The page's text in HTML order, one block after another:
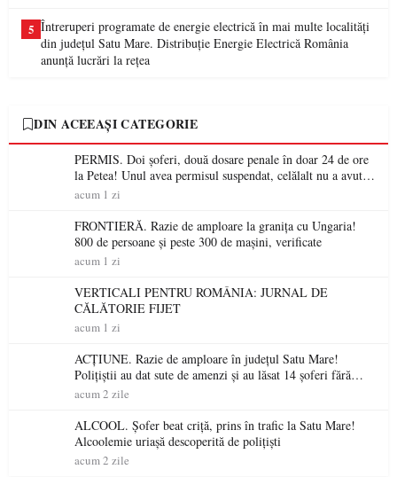
5 Întreruperi programate de energie electrică în mai multe localități
din județul Satu Mare. Distribuție Energie Electrică România
anunță lucrări la rețea
DIN ACEEAȘI CATEGORIE
PERMIS. Doi șoferi, două dosare penale în doar 24 de ore
la Petea! Unul avea permisul suspendat, celălalt nu a avut
niciodată permis
acum 1 zi
FRONTIERĂ. Razie de amploare la granița cu Ungaria!
800 de persoane și peste 300 de mașini, verificate
acum 1 zi
VERTICALI PENTRU ROMÂNIA: JURNAL DE
CĂLĂTORIE FIJET
acum 1 zi
ACȚIUNE. Razie de amploare în județul Satu Mare!
Polițiștii au dat sute de amenzi și au lăsat 14 șoferi fără
permis într-o singură zi
acum 2 zile
ALCOOL. Șofer beat criță, prins în trafic la Satu Mare!
Alcoolemie uriașă descoperită de polițiști
acum 2 zile